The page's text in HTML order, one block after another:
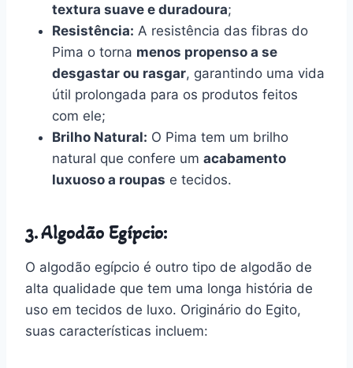
textura suave e duradoura;
Resistência: A resistência das fibras do
Pima o torna menos propenso a se
desgastar ou rasgar, garantindo uma vida
útil prolongada para os produtos feitos
com ele;
Brilho Natural: O Pima tem um brilho
natural que confere um acabamento
luxuoso a roupas e tecidos.
3. Algodão Egípcio:
O algodão egípcio é outro tipo de algodão de
alta qualidade que tem uma longa história de
uso em tecidos de luxo. Originário do Egito,
suas características incluem: